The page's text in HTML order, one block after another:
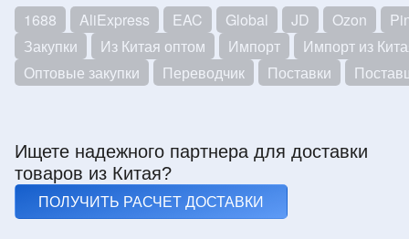
1688
AliExpress EAC Global JD Ozon
Закупки
Из Китая оптом Импорт
Импорт из
Оптовые закупки
Переводчик Поставки
Ищете надежного партнера для доставки
товаров из Китая?
ПОЛУЧИТЬ РАСЧЕТ ДОСТАВКИ